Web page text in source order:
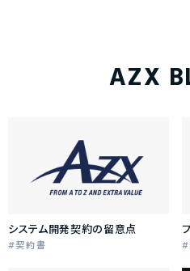
AZX
システム開発契約の留意点
契約書